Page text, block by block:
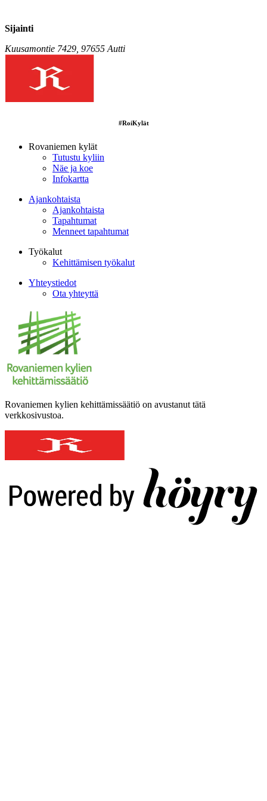
Sijainti
Kuusamontie 7429, 97655 Autti
#RoiKylät
Rovaniemen kylät
Tutustu kyliin
Näe ja koe
Infokartta
Ajankohtaista
Ajankohtaista
Tapahtumat
Menneet tapahtumat
Työkalut
Kehittämisen työkalut
Yhteystiedot
Ota yhteyttä
Rovaniemen kylien kehittämissäätiö on avustanut tätä
verkkosivustoa.